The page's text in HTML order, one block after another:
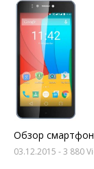
Обзор
03.12.2015 - 3 880